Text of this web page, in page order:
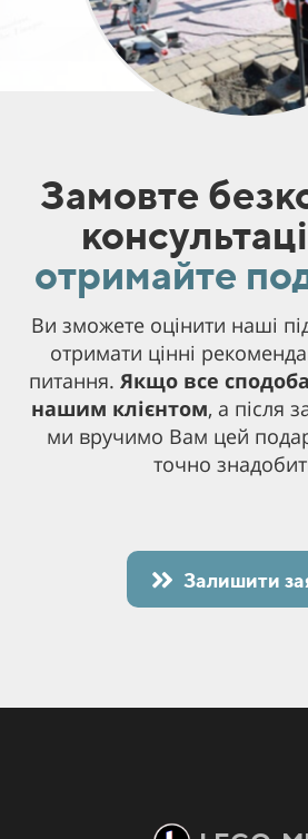
Замовте
отримайте
Ви зможете оцінити наші
отримати цінні
питання. Якщо все
нашим клієнтом, а після
ми вручимо Вам цей
точно
Залишити